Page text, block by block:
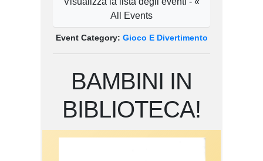
All Events
Event Category: Gioco E Divertimento
BAMBINI IN
BIBLIOTECA!